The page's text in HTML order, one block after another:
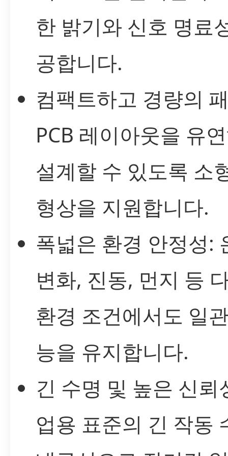
한 밝기와 신호 명료
공합니다.
컴팩트하고 경량의
PCB 레이아웃을 유
설계할 수 있도록 소
형상을 지원합니다.
폭넓은 환경 안정성:
변화, 진동, 먼지 등
환경 조건에서도 일
능을 유지합니다.
긴 수명 및 높은 신뢰
업용 표준의 긴 작동